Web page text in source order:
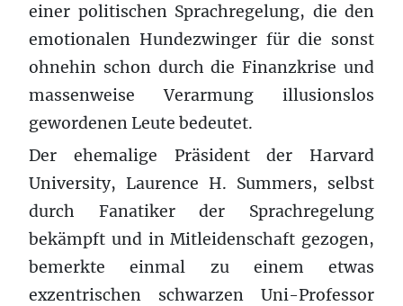
einer politischen Sprachregelung, die den
emotionalen Hundezwinger für die sonst
ohnehin schon durch die Finanzkrise und
massenweise Verarmung illusionslos
gewordenen Leute bedeutet.
Der ehemalige Präsident der Harvard
University, Laurence H. Summers, selbst
durch Fanatiker der Sprachregelung
bekämpft und in Mitleidenschaft gezogen,
bemerkte einmal zu einem etwas
exzentrischen schwarzen Uni-Professor